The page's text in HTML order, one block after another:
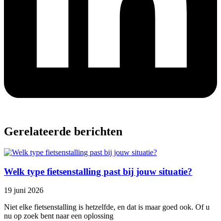
Gerelateerde berichten
Welk type fietsenstalling past bij jouw situatie?
19 juni 2026
Niet elke fietsenstalling is hetzelfde, en dat is maar goed ook. Of u
nu op zoek bent naar een oplossing